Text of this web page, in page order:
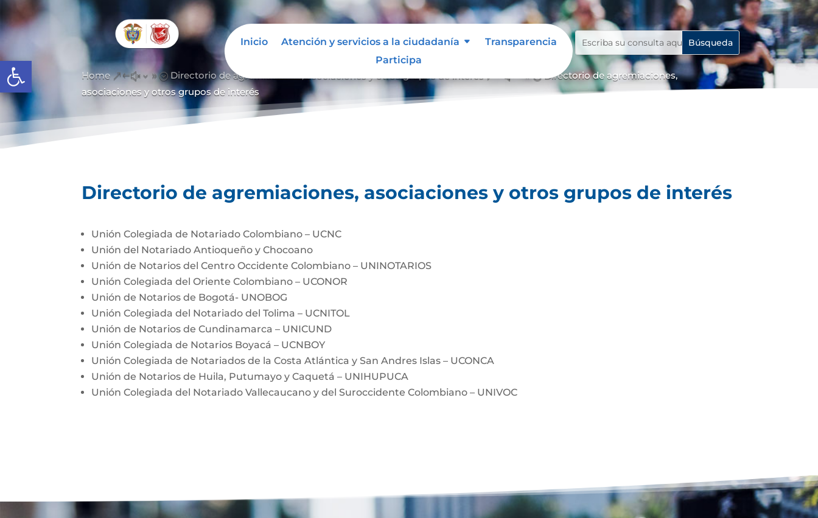
Abrir barra de herramientas
Inicio Atención y servicios a la ciudadanía
Transparencia
Participa
Home &#x39; Directorio de agremiaciones, asociaciones y otros grupos de interés
Directorio de agremiaciones,
asociaciones y otros grupos de interés
Directorio de agremiaciones, asociaciones y otros grupos de interés
Unión Colegiada de Notariado Colombiano – UCNC
Unión del Notariado Antioqueño y Chocoano
Unión de Notarios del Centro Occidente Colombiano – UNINOTARIOS
Unión Colegiada del Oriente Colombiano – UCONOR
Unión de Notarios de Bogotá- UNOBOG
Unión Colegiada del Notariado del Tolima – UCNITOL
Unión de Notarios de Cundinamarca – UNICUND
Unión Colegiada de Notarios Boyacá – UCNBOY
Unión Colegiada de Notariados de la Costa Atlántica y San Andres Islas – UCONCA
Unión de Notarios de Huila, Putumayo y Caquetá – UNIHUPUCA
Unión Colegiada del Notariado Vallecaucano y del Suroccidente Colombiano – UNIVOC